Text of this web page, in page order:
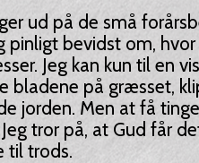
ud på de små
bevidst om,
Jeg kan kun til en
bladene på græsset,
jorden. Men at få
tror på, at Gud får
til trods.